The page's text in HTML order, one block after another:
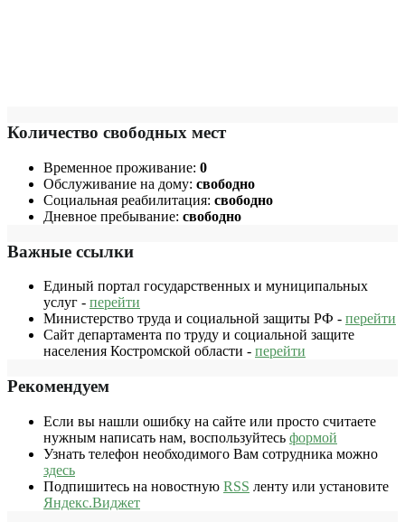
Количество свободных мест
Временное проживание: 0
Обслуживание на дому: свободно
Социальная реабилитация: свободно
Дневное пребывание: свободно
Важные ссылки
Единый портал государственных и муниципальных
услуг - перейти
Министерство труда и социальной защиты РФ - перейти
Сайт департамента по труду и социальной защите
населения Костромской области - перейти
Рекомендуем
Если вы нашли ошибку на сайте или просто считаете
нужным написать нам, воспользуйтесь формой
Узнать телефон необходимого Вам сотрудника можно
здесь
Подпишитесь на новостную RSS ленту или установите
Яндекс.Виджет